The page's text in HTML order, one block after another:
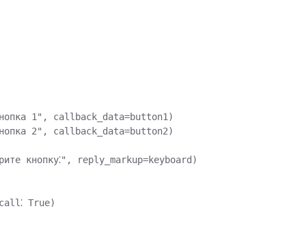
1", callback_data=button1)
2", callback_data=button2)
кнопку⁚", reply_markup=keyboard)
True)